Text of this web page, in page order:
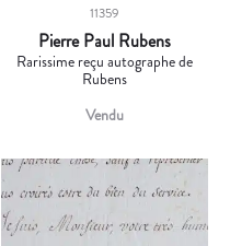
11359
Pierre Paul Rubens
Rarissime reçu autographe de
Rubens
Vendu